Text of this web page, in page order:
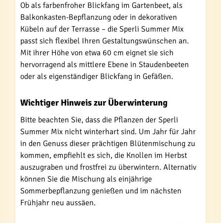
Ob als farbenfroher Blickfang im Gartenbeet, als
Balkonkasten-Bepflanzung oder in dekorativen
Kübeln auf der Terrasse – die Sperli Summer Mix
passt sich flexibel Ihren Gestaltungswünschen an.
Mit ihrer Höhe von etwa 60 cm eignet sie sich
hervorragend als mittlere Ebene in Staudenbeeten
oder als eigenständiger Blickfang in Gefäßen.
Wichtiger Hinweis zur Überwinterung
Bitte beachten Sie, dass die Pflanzen der Sperli
Summer Mix nicht winterhart sind. Um Jahr für Jahr
in den Genuss dieser prächtigen Blütenmischung zu
kommen, empfiehlt es sich, die Knollen im Herbst
auszugraben und frostfrei zu überwintern. Alternativ
können Sie die Mischung als einjährige
Sommerbepflanzung genießen und im nächsten
Frühjahr neu aussäen.